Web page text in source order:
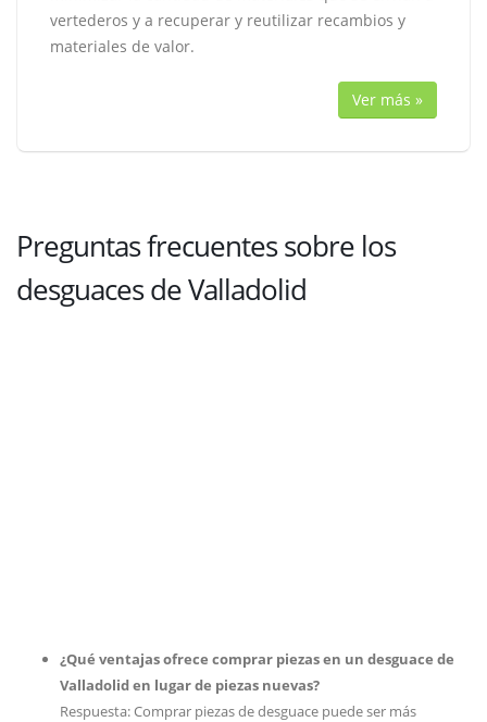
vertederos y a recuperar y reutilizar recambios y
materiales de valor.
Ver más »
Preguntas frecuentes sobre los
desguaces de Valladolid
¿Qué ventajas ofrece comprar piezas en un desguace de
Valladolid en lugar de piezas nuevas?
Respuesta: Comprar piezas de desguace puede ser más